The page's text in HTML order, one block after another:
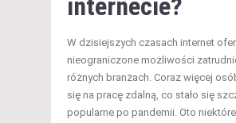
internecie?
W dzisiejszych czasach internet
nieograniczone możliwości
różnych branżach. Coraz więcej
się na pracę zdalną, co stało się
popularne po pandemii. Oto